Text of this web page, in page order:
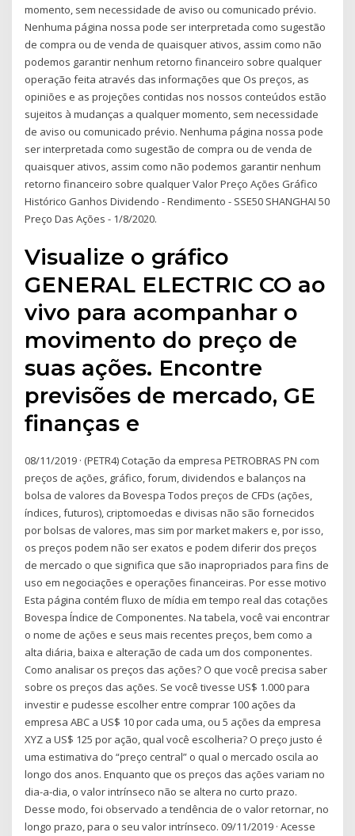
momento, sem necessidade de aviso ou comunicado prévio.
Nenhuma página nossa pode ser interpretada como sugestão
de compra ou de venda de quaisquer ativos, assim como não
podemos garantir nenhum retorno financeiro sobre qualquer
operação feita através das informações que Os preços, as
opiniões e as projeções contidas nos nossos conteúdos estão
sujeitos à mudanças a qualquer momento, sem necessidade
de aviso ou comunicado prévio. Nenhuma página nossa pode
ser interpretada como sugestão de compra ou de venda de
quaisquer ativos, assim como não podemos garantir nenhum
retorno financeiro sobre qualquer Valor Preço Ações Gráfico
Histórico Ganhos Dividendo - Rendimento - SSE50 SHANGHAI 50
Preço Das Ações - 1/8/2020.
Visualize o gráfico
GENERAL ELECTRIC CO ao
vivo para acompanhar o
movimento do preço de
suas ações. Encontre
previsões de mercado, GE
finanças e
08/11/2019 · (PETR4) Cotação da empresa PETROBRAS PN com
preços de ações, gráfico, forum, dividendos e balanços na
bolsa de valores da Bovespa Todos preços de CFDs (ações,
índices, futuros), criptomoedas e divisas não são fornecidos
por bolsas de valores, mas sim por market makers e, por isso,
os preços podem não ser exatos e podem diferir dos preços
de mercado o que significa que são inapropriados para fins de
uso em negociações e operações financeiras. Por esse motivo
Esta página contém fluxo de mídia em tempo real das cotações
Bovespa Índice de Componentes. Na tabela, você vai encontrar
o nome de ações e seus mais recentes preços, bem como a
alta diária, baixa e alteração de cada um dos componentes.
Como analisar os preços das ações? O que você precisa saber
sobre os preços das ações. Se você tivesse US$ 1.000 para
investir e pudesse escolher entre comprar 100 ações da
empresa ABC a US$ 10 por cada uma, ou 5 ações da empresa
XYZ a US$ 125 por ação, qual você escolheria? O preço justo é
uma estimativa do “preço central” o qual o mercado oscila ao
longo dos anos. Enquanto que os preços das ações variam no
dia-a-dia, o valor intrínseco não se altera no curto prazo.
Desse modo, foi observado a tendência de o valor retornar, no
longo prazo, para o seu valor intrínseco. 09/11/2019 · Acesse